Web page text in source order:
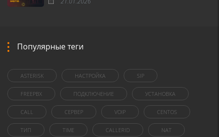
Популярные теги
ASTERISK НАСТРОЙКА SIP
FREEPBX ПОДКЛЮЧЕНИЕ УСТАНОВКА
CALL СЕРВЕР VOIP CENTOS
ТИП TIME CALLERID NAT